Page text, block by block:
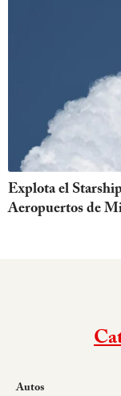
Explota el
Aeropuertos de
Autos